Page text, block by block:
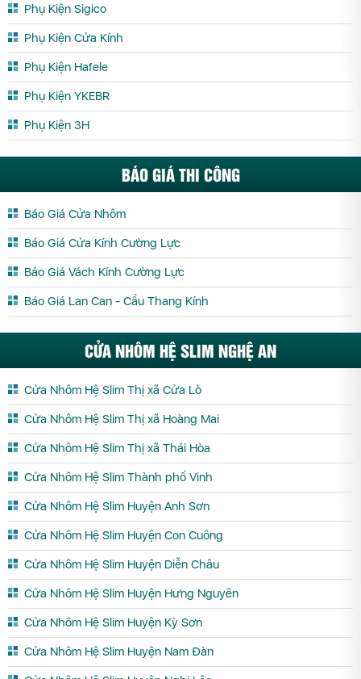
Phụ Kiện Sigico
Phụ Kiện Cửa Kính
Phụ Kiện Hafele
Phụ Kiện YKEBR
Phụ Kiện 3H
BÁO GIÁ THI CÔNG
Báo Giá Cửa Nhôm
Báo Giá Cửa Kính Cường Lực
Báo Giá Vách Kính Cường Lực
Báo Giá Lan Can - Cầu Thang Kính
CỬA NHÔM HỆ SLIM NGHỆ AN
Cửa Nhôm Hệ Slim Thị xã Cửa Lò
Cửa Nhôm Hệ Slim Thị xã Hoàng Mai
Cửa Nhôm Hệ Slim Thị xã Thái Hòa
Cửa Nhôm Hệ Slim Thành phố Vinh
Cửa Nhôm Hệ Slim Huyện Anh Sơn
Cửa Nhôm Hệ Slim Huyện Con Cuông
Cửa Nhôm Hệ Slim Huyện Diễn Châu
Cửa Nhôm Hệ Slim Huyện Hưng Nguyên
Cửa Nhôm Hệ Slim Huyện Kỳ Sơn
Cửa Nhôm Hệ Slim Huyện Nam Đàn